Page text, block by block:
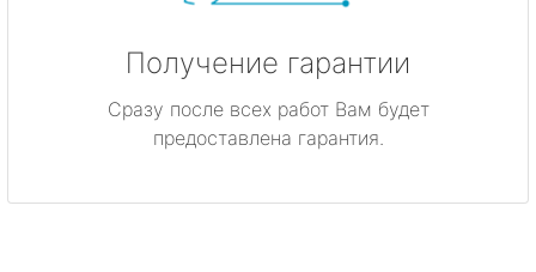
Получение гарантии
Сразу после всех работ Вам будет
предоставлена гарантия.